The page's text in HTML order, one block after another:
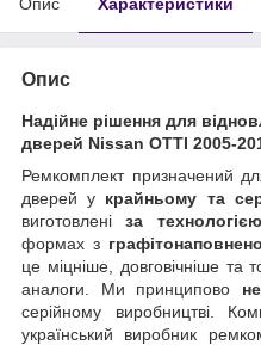
Опис
Надійне рішення для
дверей Nissan OTTI 2005-
Ремкомплект призначений
дверей у крайньому та
виготовленіза
формах з
це міцніше, довговічніше та
аналоги. Ми принципово
серійному виробництві.
український виробник